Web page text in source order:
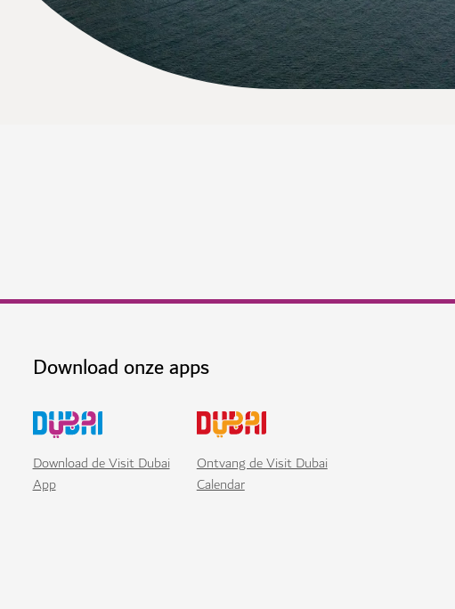
Download onze apps
Download de Visit Dubai
App
Ontvang de Visit Dubai
Calendar